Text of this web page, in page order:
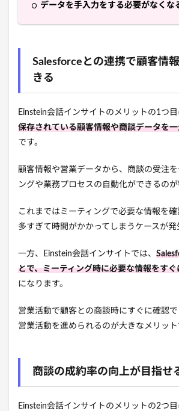
データを手入力をする必要がなくな
Salesforceとの連携で顧客情
きる
Einstein会話インサイトのメリットの1つ目
保存されている顧客情報や商談データを
です。
顧客情報や営業データから、商談の受注
ングや業務プロセスの自動化ができるのが
これまではミーティングで必要な情報を
多すぎて時間がかかってしまうケースが発
一方、Einstein会話インサイトでは、
とで、ミーティング時に必要な情報をす
になります。
営業活動で顧客との商談時にすぐに確認
営業活動を進められるのが大きなメリット
商談の成約率の向上が目指せ
Einstein会話インサイトのメリットの2つ目